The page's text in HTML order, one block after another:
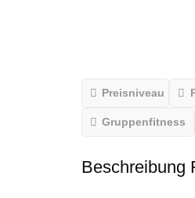
Preisniveau
Gruppenfitness
Beschreibung